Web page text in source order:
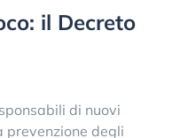
il Decreto
di nuovi
prevenzione degli